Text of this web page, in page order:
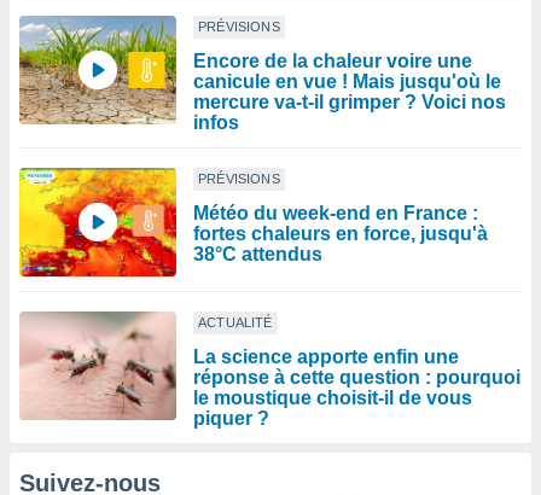
PRÉVISIONS
Encore de la chaleur voire une
canicule en vue ! Mais jusqu'où le
mercure va-t-il grimper ? Voici nos
infos
PRÉVISIONS
Météo du week-end en France :
fortes chaleurs en force, jusqu'à
38°C attendus
ACTUALITÉ
La science apporte enfin une
réponse à cette question : pourquoi
le moustique choisit-il de vous
piquer ?
Suivez-nous